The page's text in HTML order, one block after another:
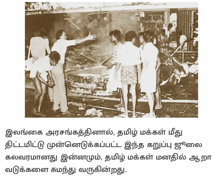
இலங்கை அரசங்கத்தினால், தமிழ் மக்கள் மீது
திட்டமிட்டு முன்னெடுக்கப்பட்ட இந்த கறுப்பு ஜூலை
கலவரமானது இன்னமும், தமிழ் மக்கள் மனதில் ஆறா
வடுக்களை சுமந்து வருகின்றது.